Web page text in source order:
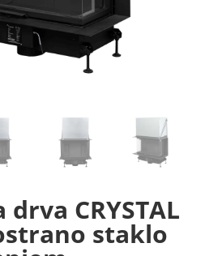
CRYSTAL
staklo